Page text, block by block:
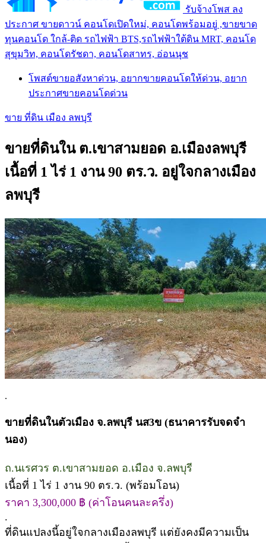
รับจ้างโพส ลง
ประกาศ ขายดาวน์ คอนโดเปิดใหม่, คอนโดพร้อมอยู่ ,ขายขาด
ทุนคอนโด ใกล้-ติด รถไฟฟ้า BTS,รถไฟฟ้าใต้ดิน MRT, คอนโด
สุขุมวิท, คอนโดรัชดา, คอนโดสาทร, อ่อนนุช
โพสต์ขายอสังหาด่วน, อยากขายคอนโดให้ด่วน, อยาก
ประกาศขายคอนโดด่วน
ขาย ที่ดิน เมือง ลพบุรี
ขายที่ดินใน ต.เขาสามยอด อ.เมืองลพบุรี
เนื้อที่ 1 ไร่ 1 งาน 90 ตร.ว. อยู่ใจกลางเมือง
ลพบุรี
.
ขายที่ดินในตัวเมือง จ.ลพบุรี นส3ข (ธนาคารรับจดจำ
นอง)
ถ.นเรศวร ต.เขาสามยอด อ.เมือง จ.ลพบุรี
เนื้อที่ 1 ไร่ 1 งาน 90 ตร.ว. (พร้อมโอน)
ราคา 3,300,000 ฿ (ค่าโอนคนละครึ่ง)
.
ที่ดินแปลงนี้อยู่ใจกลางเมืองลพบุรี แต่ยังคงมีความเป็น